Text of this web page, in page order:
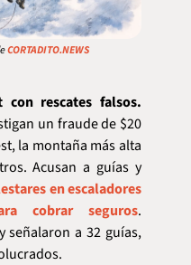
CORTADITO.NEWS
con rescates falsos.
un fraude de $20
la montaña más alta
Acusan a guías y
en escaladores
cobrar seguros.
señalaron a 32 guías,